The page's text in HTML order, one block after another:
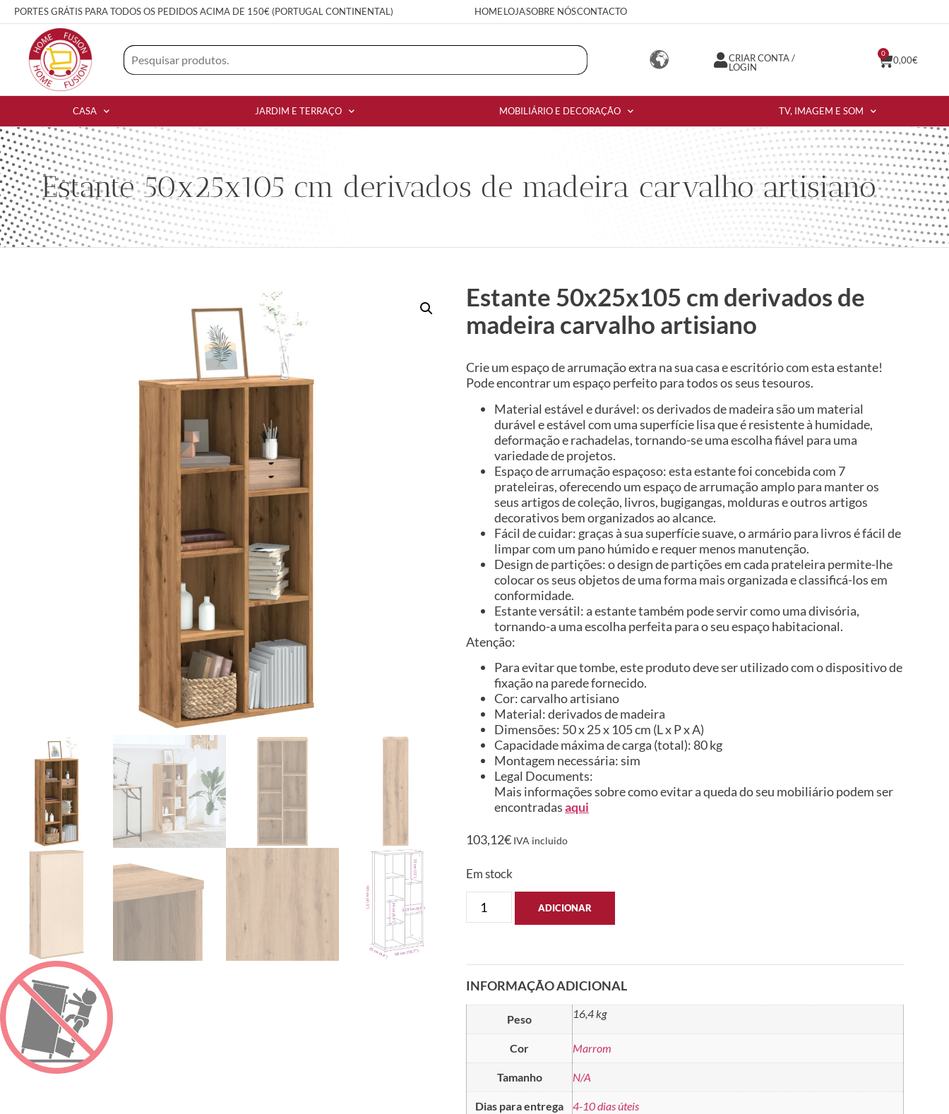
PORTES GRÁTIS PARA TODOS OS PEDIDOS ACIMA DE 150€ (PORTUGAL CONTINENTAL) HOMELOJASOBRE NÓSCONTACTO
CRIAR CONTA /
LOGIN
0,00€
0
CASA JARDIM E TERRAÇO MOBILIÁRIO E DECORAÇÃO TV, IMAGEM E SOM
Estante 50x25x105 cm derivados de madeira carvalho artisiano
Estante 50x25x105 cm derivados de
madeira carvalho artisiano
Crie um espaço de arrumação extra na sua casa e escritório com esta estante!
Pode encontrar um espaço perfeito para todos os seus tesouros.
Material estável e durável: os derivados de madeira são um material
durável e estável com uma superfície lisa que é resistente à humidade,
deformação e rachadelas, tornando-se uma escolha fiável para uma
variedade de projetos.
Espaço de arrumação espaçoso: esta estante foi concebida com 7
prateleiras, oferecendo um espaço de arrumação amplo para manter os
seus artigos de coleção, livros, bugigangas, molduras e outros artigos
decorativos bem organizados ao alcance.
Fácil de cuidar: graças à sua superfície suave, o armário para livros é fácil de
limpar com um pano húmido e requer menos manutenção.
Design de partições: o design de partições em cada prateleira permite-lhe
colocar os seus objetos de uma forma mais organizada e classificá-los em
conformidade.
Estante versátil: a estante também pode servir como uma divisória,
tornando-a uma escolha perfeita para o seu espaço habitacional.
Atenção:
Para evitar que tombe, este produto deve ser utilizado com o dispositivo de
fixação na parede fornecido.
Cor: carvalho artisiano
Material: derivados de madeira
Dimensões: 50 x 25 x 105 cm (L x P x A)
Capacidade máxima de carga (total): 80 kg
Montagem necessária: sim
Legal Documents:
Mais informações sobre como evitar a queda do seu mobiliário podem ser
encontradasaqui
103,12€ IVA incluido
Em stock
ADICIONAR
INFORMAÇÃO ADICIONAL
Peso 16,4 kg
Cor Marrom
Tamanho N/A
Dias para entrega 4-10 dias úteis